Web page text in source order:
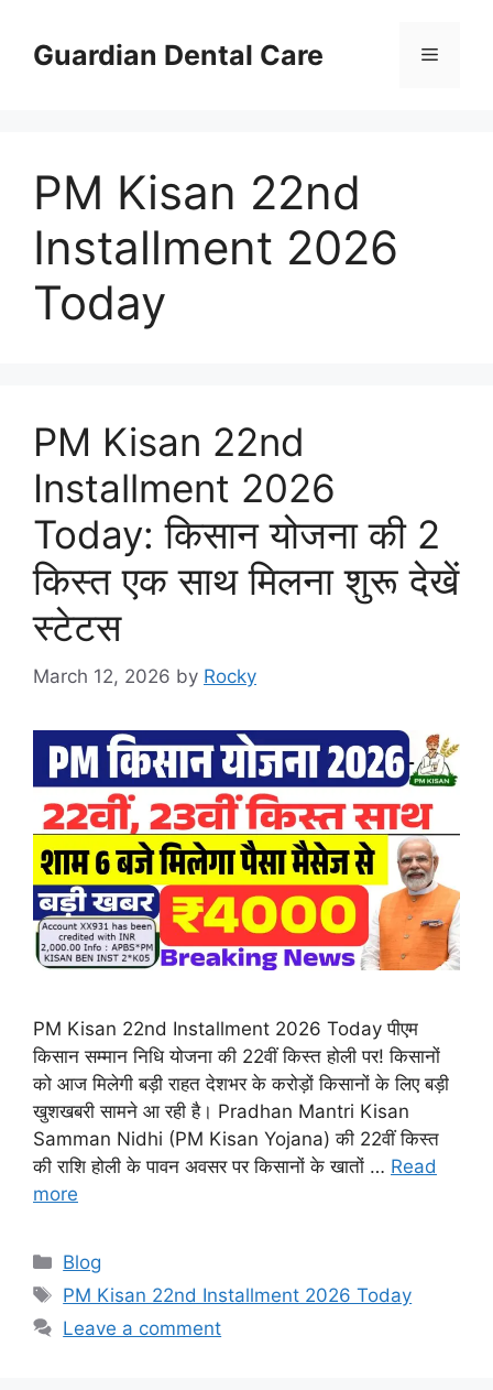
contentGuardian Dental Care Menu
PM Kisan 22nd
Installment 2026
Today
PM Kisan 22nd
Installment 2026
Today: किसान योजना की 2
किस्त एक साथ मिलना शुरू देखें
स्टेटस
March 12, 2026 by Rocky
PM Kisan 22nd Installment 2026 Today पीएम
किसान सम्मान निधि योजना की 22वीं किस्त होली पर! किसानों
को आज मिलेगी बड़ी राहत देशभर के करोड़ों किसानों के लिए बड़ी
खुशखबरी सामने आ रही है। Pradhan Mantri Kisan
Samman Nidhi (PM Kisan Yojana) की 22वीं किस्त
की राशि होली के पावन अवसर पर किसानों के खातों … Read
more
Categories
Blog
Tags
PM Kisan 22nd Installment 2026 Today
Leave a comment